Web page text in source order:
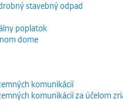
stavebný odpad
poplatok
dome
komunikácií
komunikácií za účelom